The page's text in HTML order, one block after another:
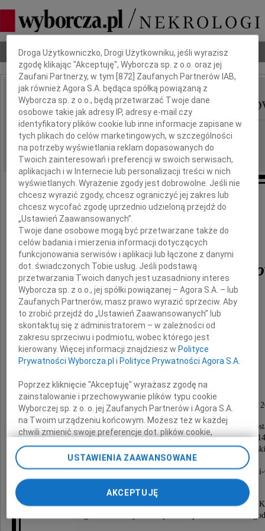
Nekrologi Odeszli Poradnik pogrzebowy
IMIĘ I NAZWISKO: Irena Ostrowska-
REGION: Kraków
DATA EMISJI: 10.11.2010
Irena Ostrowska-
wychowanka gdyńskich Urszulanek,
członek Stowarzyszenia Pisarzy Polskich,
zmarła w Krakowie, przeżywszy lat 88, dnia 7 listopada
Nabożeństwo żałobne przy Zmarłej odprawione
w poniedziałek 15 listopada 2010 roku o godzinie
w kościele oo. Jezuitów w Gdyni przy ulicy
po czym nastąpi odprowadzenie Zmarłej
na miejsce wiecznego spoczynku, na cmentarz w
Msza święta w intencji Zmarłej odprawiona zostanie w
w kolegiacie św. Anny w środę 17 listopada 2010 roku o
Dbamy o Twoją prywatność
Droga Użytkowniczko, Drogi Użytkowniku, jeśli wyrazisz
zgodę klikając "Akceptuję", Wyborcza sp. z o.o. oraz jej
Zaufani Partnerzy, w tym [872] Zaufanych Partnerów IAB,
jak również Agora S.A. będąca spółką powiązaną z
Wyborcza sp. z o.o., będą przetwarzać Twoje dane
osobowe takie jak adresy IP, adresy e-mail czy
identyfikatory plików cookie lub inne informacje zapisane w
tych plikach do celów marketingowych, w szczególności
na potrzeby wyświetlania reklam dopasowanych do
Twoich zainteresowań i preferencji w swoich serwisach,
aplikacjach i w Internecie lub personalizacji treści w nich
wyświetlanych. Wyrażenie zgody jest dobrowolne. Jeśli nie
chcesz wyrazić zgody, chcesz ograniczyć jej zakres lub
chcesz wycofać zgodę uprzednio udzieloną przejdź do
„Ustawień Zaawansowanych”.
Twoje dane osobowe mogą być przetwarzane także do
celów badania i mierzenia informacji dotyczących
funkcjonowania serwisów i aplikacji lub łączone z danymi
dot. świadczonych Tobie usług. Jeśli podstawą
przetwarzania Twoich danych jest uzasadniony interes
Wyborcza sp. z o.o., jej spółki powiązanej – Agora S.A. – lub
Zaufanych Partnerów, masz prawo wyrazić sprzeciw. Aby
to zrobić przejdź do „Ustawień Zaawansowanych” lub
skontaktuj się z administratorem – w zależności od
zakresu sprzeciwu i podmiotu, wobec którego jest
kierowany. Więcej informacji znajdziesz wPolityce
Prywatności Wyborcza.pl iPolityce Prywatności Agora S.A.
Poprzez kliknięcie "Akceptuję" wyrażasz zgodę na
zainstalowanie i przechowywanie plików typu cookie
Wyborczej sp. z o. o. jej Zaufanych Partnerów i Agora S.A.
na Twoim urządzeniu końcowym. Możesz też w każdej
chwili zmienić swoje preferencje dot. plików cookie,
ponownie wywołując narzędzie do zarządzania Twoimi
preferencjami dot. przetwarzania danych poprzez
odnośnik „Ustawienia prywatności” w stopce serwisu i
przechodząc do sekcji „Ustawienia zaawansowane”.
Zmiana ustawień plików cookie możliwa jest także za
pomocą ustawień przeglądarki.
USTAWIENIA ZAAWANSOWANE
AKCEPTUJĘ